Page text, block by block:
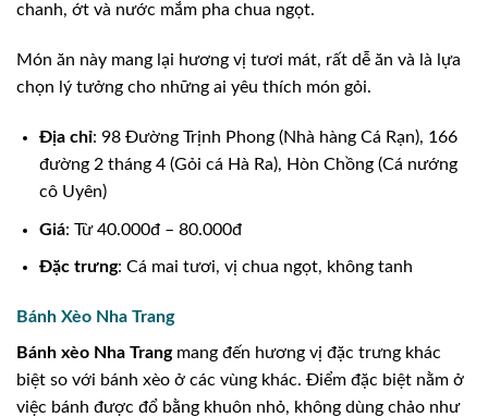
chanh, ớt và nước mắm pha chua ngọt.
Món ăn này mang lại hương vị tươi mát, rất dễ ăn và là lựa
chọn lý tưởng cho những ai yêu thích món gỏi.
Địa chỉ: 98 Đường Trịnh Phong (Nhà hàng Cá Rạn), 166
đường 2 tháng 4 (Gỏi cá Hà Ra), Hòn Chồng (Cá nướng
cô Uyên)
Giá: Từ 40.000đ – 80.000đ
Đặc trưng: Cá mai tươi, vị chua ngọt, không tanh
Bánh Xèo Nha Trang
Bánh xèo Nha Trangmang đến hương vị đặc trưng khác
biệt so với bánh xèo ở các vùng khác. Điểm đặc biệt nằm ở
việc bánh được đổ bằng khuôn nhỏ, không dùng chảo như